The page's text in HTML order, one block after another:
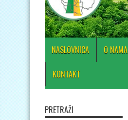
NASLOVNICA O NAMA
KONTAKT
PRETRAŽI